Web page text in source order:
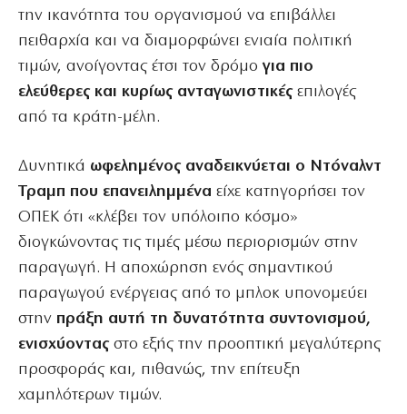
την ικανότητα του οργανισμού να επιβάλλει
πειθαρχία και να διαμορφώνει ενιαία πολιτική
τιμών, ανοίγοντας έτσι τον δρόμογια πιο
ελεύθερες και κυρίως ανταγωνιστικές επιλογές
από τα κράτη-μέλη.
Δυνητικά ωφελημένος αναδεικνύεται ο Ντόναλντ
Τραμπ που επανειλημμένα είχε κατηγορήσει τον
ΟΠΕΚ ότι «κλέβει τον υπόλοιπο κόσμο»
διογκώνοντας τις τιμές μέσω περιορισμών στην
παραγωγή. Η αποχώρηση ενός σημαντικού
παραγωγού ενέργειας από το μπλοκ υπονομεύει
στην πράξη αυτή τη δυνατότητα συντονισμού,
ενισχύοντας στο εξής την προοπτική μεγαλύτερης
προσφοράς και, πιθανώς, την επίτευξη
χαμηλότερων τιμών.